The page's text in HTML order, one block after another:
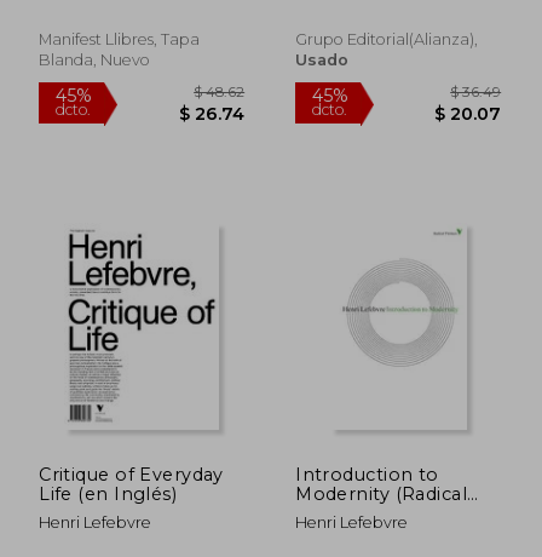
45%
dcto.
$ 58.32
$ 32.08
45%
dcto. $
Manifest Llibres, Tapa
Blanda, Nuevo
Grupo Editorial(Alianza),
Usado
Critique of Everyday
Life (en Inglés)
Henri Lefebvre
Introduction to
Modernity (Radical
Thinkers) (en Inglés)
Henri Lefebvre